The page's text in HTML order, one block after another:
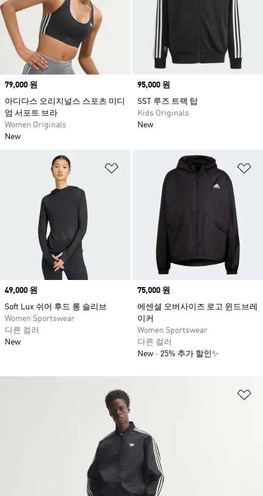
Price
79,000 원
아디다스 오리지널스 스포츠 미디
엄 서포트 브라
Women Originals
New
Price
95,000 원
SST 루즈 트랙 탑
Kids Originals
New
위시리스트 담기
Price
49,000 원
Soft Lux 쉬어 후드 롱 슬리브
Women Sportswear
다른 컬러
New
Price
75,000 원
에센셜 오버사이즈 로고 윈드브레
이커
Women Sportswear
다른 컬러
New
25% 추가 할인✨